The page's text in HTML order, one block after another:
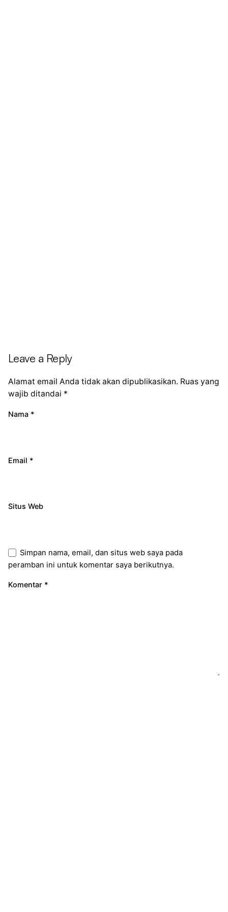
Leave a Reply
Alamat email Anda tidak akan dipublikasikan. Ruas yang
wajib ditandai *
Nama *
Email *
Situs Web
Simpan nama, email, dan situs web saya pada
peramban ini untuk komentar saya berikutnya.
Komentar *